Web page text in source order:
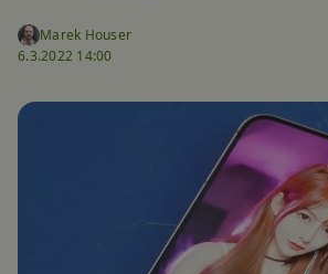
Marek Houser
6.3.2022 14:00